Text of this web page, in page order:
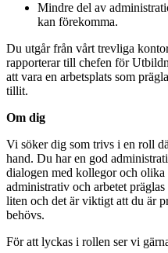
Mindre del av
kan förekomma.
Du utgår från vårt trevliga
rapporterar till chefen för
att vara en arbetsplats som
tillit.
Om dig
Vi söker dig som trivs i en roll
hand. Du har en god
dialogen med kollegor och
administrativ och arbetet
liten och det är viktigt att du är
behövs.
För att lyckas i rollen ser vi